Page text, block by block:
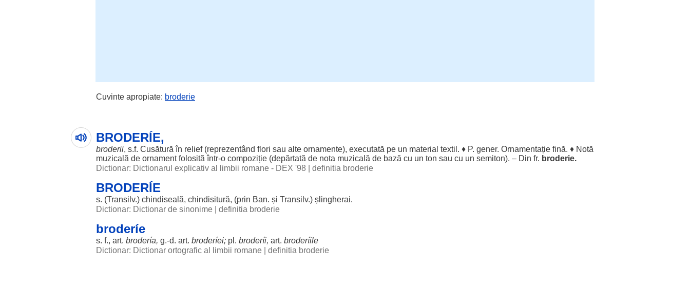
Cuvinte apropiate: broderie
BRODERÍE,
broderii, s.f. Cusătură în relief(reprezentând flori sau alte ornamente), executată pe un material textil . ♦ P. gener. Ornamentație fină. ♦ Notă
muzicală de ornament folosită într-o compoziție (depărtată de nota muzicală de bază cu un ton sau cu un semiton). – Din fr. broderie.
Dictionar: Dictionarul explicativ al limbii romane - DEX '98
definitia broderie
BRODERÍE
s. (Transilv.) chindiseală, chindisitură, (prin Ban. și Transilv.) șlingherai.
Dictionar: Dictionar de sinonime
definitia broderie
broderíe
s. f., art. brodería, g.-d. art. broderíei; pl. broderíi, art. broderíile
Dictionar: Dictionar ortografic al limbii romane
definitia broderie